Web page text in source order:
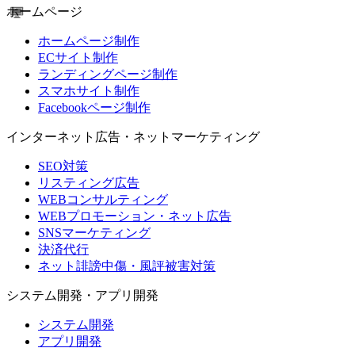
ホームページ
ホームページ制作
ECサイト制作
ランディングページ制作
スマホサイト制作
Facebookページ制作
インターネット広告・ネットマーケティング
SEO対策
リスティング広告
WEBコンサルティング
WEBプロモーション・ネット広告
SNSマーケティング
決済代行
ネット誹謗中傷・風評被害対策
システム開発・アプリ開発
システム開発
アプリ開発